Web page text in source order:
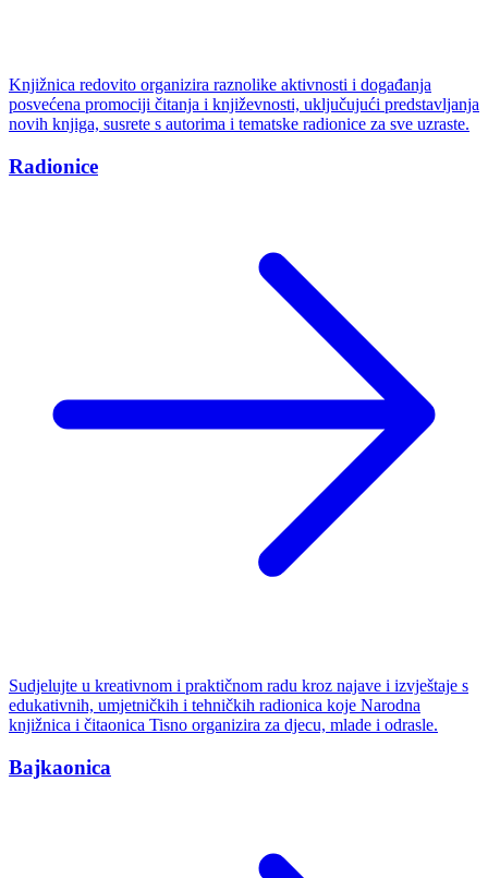
Knjižnica redovito organizira raznolike aktivnosti i događanja
posvećena promociji čitanja i književnosti, uključujući predstavljanja
novih knjiga, susrete s autorima i tematske radionice za sve uzraste.
Radionice
Sudjelujte u kreativnom i praktičnom radu kroz najave i izvještaje s
edukativnih, umjetničkih i tehničkih radionica koje Narodna
knjižnica i čitaonica Tisno organizira za djecu, mlade i odrasle.
Bajkaonica